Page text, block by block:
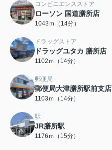
コンビニエンスストア
ローソン 国道膳所店
1043ｍ（14分）
ドラッグストア
ドラッグユタカ 膳所店
1102ｍ（14分）
郵便局
郵便局大津膳所駅前支店
1103ｍ（14分）
駅
JR膳所駅
1176ｍ（15分）